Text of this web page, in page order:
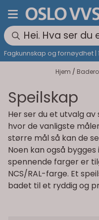
Hopp til innhold
Fagkunnskap og fornøydhet |
Hjem /
Speilskap
Her ser du et utvalg
hvor de vanligste
større mål så kan de
Noen kan også bygges
spennende farger er
NCS/RAL-farge. Et
badet til et ryddig og